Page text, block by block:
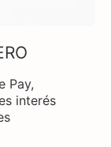
Pay,
interés